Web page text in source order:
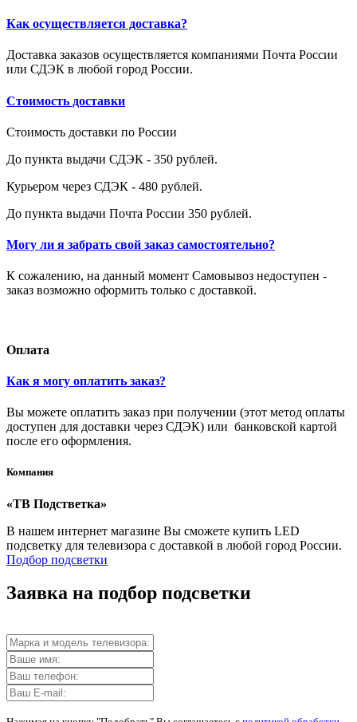
Как осуществляется доставка?
Доставка заказов осуществляется компаниями Почта России
или СДЭК в любой город России.
Стоимость доставки
Стоимость доставки по России
До пункта выдачи СДЭК - 350 рублей.
Курьером через СДЭК - 480 рублей.
До пункта выдачи Почта России 350 рублей.
Могу ли я забрать свой заказ самостоятельно?
К сожалению, на данный момент Самовывоз недоступен -
заказ возможно оформить только с доставкой.
Оплата
Как я могу оплатить заказ?
Вы можете оплатить заказ при получении (этот метод оплаты
доступен для доставки через СДЭК) или банковской картой
после его оформления.
Компания
«ТВ Подстветка»
В нашем интернет магазине Вы сможете купить LED
подсветку для телевизора с доставкой в любой город России.
Подбор подсветки
Заявка на подбор подсветки